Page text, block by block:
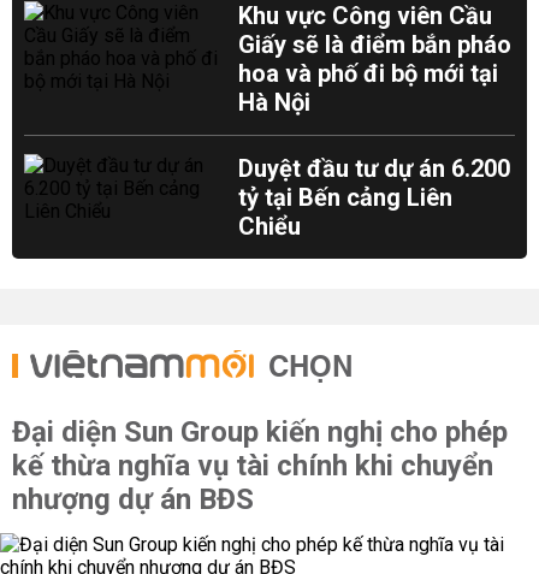
Khu vực Công viên Cầu
Giấy sẽ là điểm bắn pháo
hoa và phố đi bộ mới tại
Hà Nội
Duyệt đầu tư dự án 6.200
tỷ tại Bến cảng Liên
Chiểu
CHỌN
Đại diện Sun Group kiến nghị cho phép
kế thừa nghĩa vụ tài chính khi chuyển
nhượng dự án BĐS